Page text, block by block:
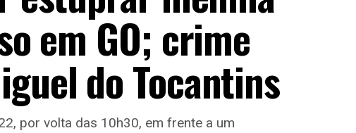
em GO; crime
do Tocantins
por volta das 10h30, em frente a um